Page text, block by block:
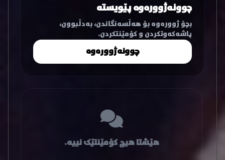
چوونەژوورەوە پێویستە
بچۆ ژوورەوە بۆ هەڵسەنگاندن، بەدڵبوون،
پاشەکەوتکردن و کۆمێنتکردن.
چوونەژوورەوە
هێشتا هیچ کۆمێنتێک نییە.